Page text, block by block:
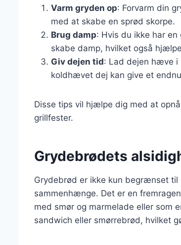
Varm gryden op: Forvarm din
med at skabe en sprød skorpe.
Brug damp: Hvis du ikke har
skabe damp, hvilket også
Giv dejen tid: Lad dejen hæve i
koldhævet dej kan give et
Disse tips vil hjælpe dig med at
grillfester.
Grydebrødets
Grydebrød er ikke kun begrænset
sammenhænge. Det er en
med smør og marmelade eller som
sandwich eller smørrebrød, hvilket